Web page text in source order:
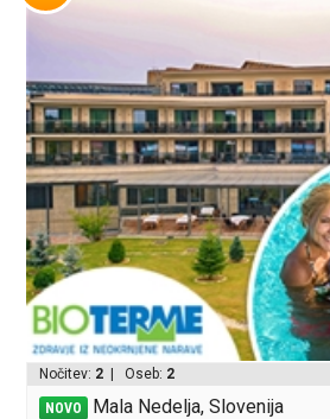
Nočitev: 2 | Oseb: 2
NOVO Mala Nedelja, Slovenija